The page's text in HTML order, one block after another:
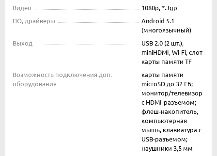
Видео
1080p, *.3gp
ПО, драйверы
Android 5.1
(многоязычный)
Выход
USB 2.0 (2 шт.),
miniHDMI, Wi-Fi, слот
карты памяти TF
Возможность подключения доп.
оборудования
карты памяти
microSD до 32 ГБ;
монитор/телевизор
с HDMI-разъемом;
флеш-накопитель,
компьютерная
мышь, клавиатура с
USB-разъемом;
наушники 3,5 мм